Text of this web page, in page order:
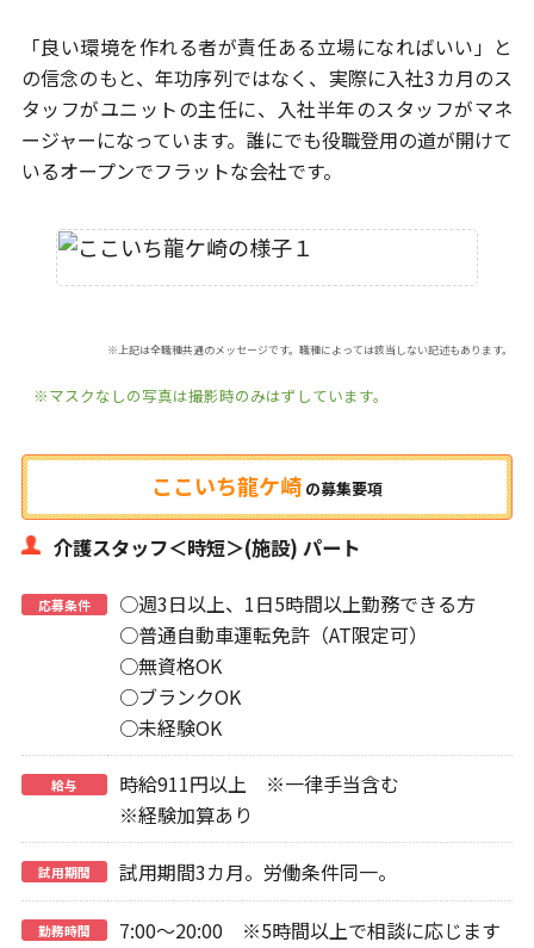
「良い環境を作れる者が責任ある立場になればいい」と
の信念のもと、年功序列ではなく、実際に入社3カ月のス
タッフがユニットの主任に、
入社半年のスタッフがマネ
ージャーになっています。 誰にでも役職登用の道が開けて
いるオープンでフラットな会社です。
※上記は全職種共通のメッセージです。職種によっては該当しない記述もあります。
※マスクなしの写真は撮影時のみはずしています。
ここいち龍ケ崎 の募集要項
介護スタッフ＜時短＞(施設) パート
応募条件
○週3日以上、1日5時間以上勤務できる方
○普通自動車運転免許（AT限定可）
○無資格OK
○ブランクOK
○未経験OK
給与
時給911円以上 ※一律手当含む
※経験加算あり
試用期間 試用期間3カ月。労働条件同一。
勤務時間 7:00～20:00 ※5時間以上で相談に応じます